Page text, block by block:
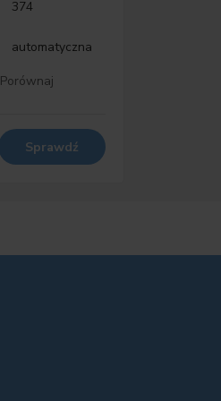
374
automatyczna
Porównaj
Sprawdź